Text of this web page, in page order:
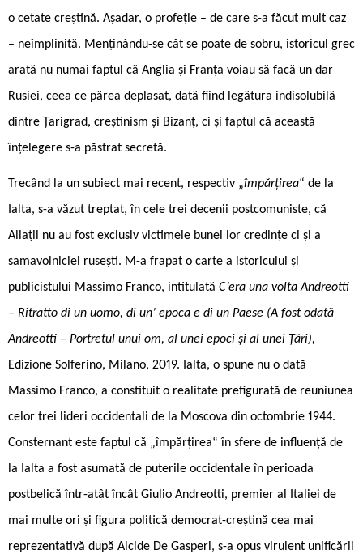
o cetate creștină. Așadar, o profeție – de care s-a făcut mult caz
– neîmplinită. Menținându-se cât se poate de sobru, istoricul grec
arată nu numai faptul că Anglia și Franța voiau să facă un dar
Rusiei, ceea ce părea deplasat, dată fiind legătura indisolubilă
dintre Țarigrad, creștinism și Bizanț, ci și faptul că această
înțelegere s-a păstrat secretă.
Trecând la un subiect mai recent, respectiv „împărțirea“ de la
Ialta, s-a văzut treptat, în cele trei decenii postcomuniste, că
Aliații nu au fost exclusiv victimele bunei lor credințe ci și a
samavolniciei rusești. M-a frapat o carte a istoricului și
publicistului Massimo Franco, intitulată C’era una volta Andreotti
– Ritratto di un uomo, di un’ epoca e di un Paese (A fost odată
Andreotti – Portretul unui om, al unei epoci și al unei Țări),
Edizione Solferino, Milano, 2019. Ialta, o spune nu o dată
Massimo Franco, a constituit o realitate prefigurată de reuniunea
celor trei lideri occidentali de la Moscova din octombrie 1944.
Consternant este faptul că „împărțirea“ în sfere de influență de
la Ialta a fost asumată de puterile occidentale în perioada
postbelică într-atât încât Giulio Andreotti, premier al Italiei de
mai multe ori și figura politică democrat-creștină cea mai
reprezentativă după Alcide De Gasperi, s-a opus virulent unificării